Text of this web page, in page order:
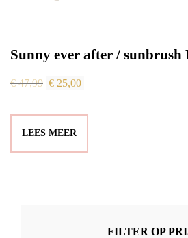
Sunny ever after /
€47,99 Oorspronkelijke
€ 25,00
LEES MEER
FILTER OP